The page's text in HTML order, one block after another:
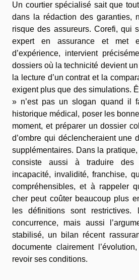
Un courtier spécialisé sait que
dans la rédaction des garanties,
risque des assureurs. Corefi, qui
expert en assurance et met
d’expérience, intervient
dossiers où la technicité devient
la lecture d’un contrat et la
exigent plus que des simulations.
» n’est pas un slogan quand il
historique médical, poser les
moment, et préparer un dossier
d’ombre qui déclencheraient une
supplémentaires. Dans la pratique,
consiste aussi à traduire des
incapacité, invalidité, franchise,
compréhensibles, et à rappeler
cher peut coûter beaucoup plus
les définitions sont restrictives.
concurrence, mais aussi
stabilisé, un bilan récent
documente clairement
revoir ses conditions.